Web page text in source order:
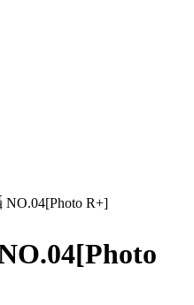
NO.04[Photo R+]